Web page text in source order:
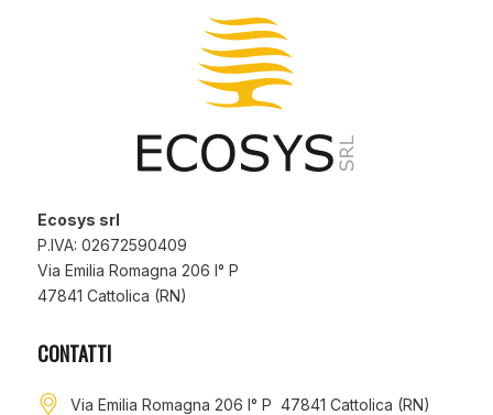
Ecosys srl
P.IVA: 02672590409
Via Emilia Romagna 206 I° P
47841 Cattolica (RN)
CONTATTI
Via Emilia Romagna 206 I° P 47841 Cattolica (RN)